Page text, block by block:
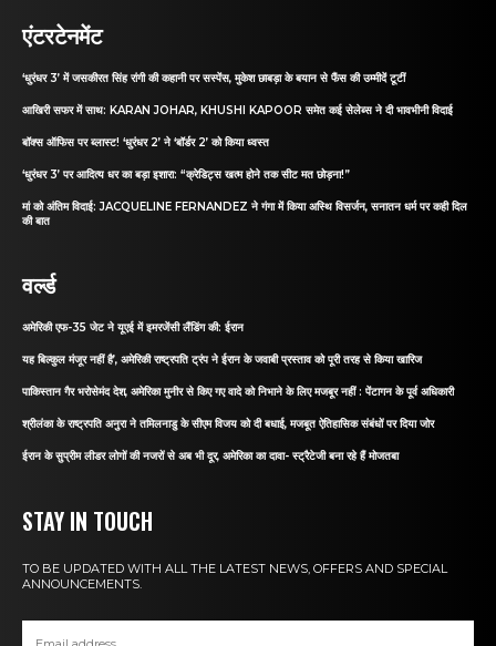
एंटरटेनमेंट
‘धुरंधर 3’ में जसकीरत सिंह रांगी की कहानी पर सस्पेंस, मुकेश छाबड़ा के बयान से फैंस की उम्मीदें टूटीं
आखिरी सफर में साथ: KARAN JOHAR, KHUSHI KAPOOR समेत कई सेलेब्स ने दी भावभीनी विदाई
बॉक्स ऑफिस पर ब्लास्ट! ‘धुरंधर 2’ ने ‘बॉर्डर 2’ को किया ध्वस्त
‘धुरंधर 3’ पर आदित्य धर का बड़ा इशारा: “क्रेडिट्स खत्म होने तक सीट मत छोड़ना!”
मां को अंतिम विदाई: JACQUELINE FERNANDEZ ने गंगा में किया अस्थि विसर्जन, सनातन धर्म पर कही दिल
की बात
वर्ल्ड
अमेरिकी एफ-35 जेट ने यूएई में इमरजेंसी लैंडिंग की: ईरान
यह बिल्कुल मंजूर नहीं है’, अमेरिकी राष्ट्रपति ट्रंप ने ईरान के जवाबी प्रस्ताव को पूरी तरह से किया खारिज
पाकिस्तान गैर भरोसेमंद देश, अमेरिका मुनीर से किए गए वादे को निभाने के लिए मजबूर नहीं : पेंटागन के पूर्व अधिकारी
श्रीलंका के राष्ट्रपति अनुरा ने तमिलनाडु के सीएम विजय को दी बधाई, मजबूत ऐतिहासिक संबंधों पर दिया जोर
ईरान के सुप्रीम लीडर लोगों की नजरों से अब भी दूर, अमेरिका का दावा- स्ट्रैटेजी बना रहे हैं मोजतबा
STAY IN TOUCH
TO BE UPDATED WITH ALL THE LATEST NEWS, OFFERS AND SPECIAL
ANNOUNCEMENTS.